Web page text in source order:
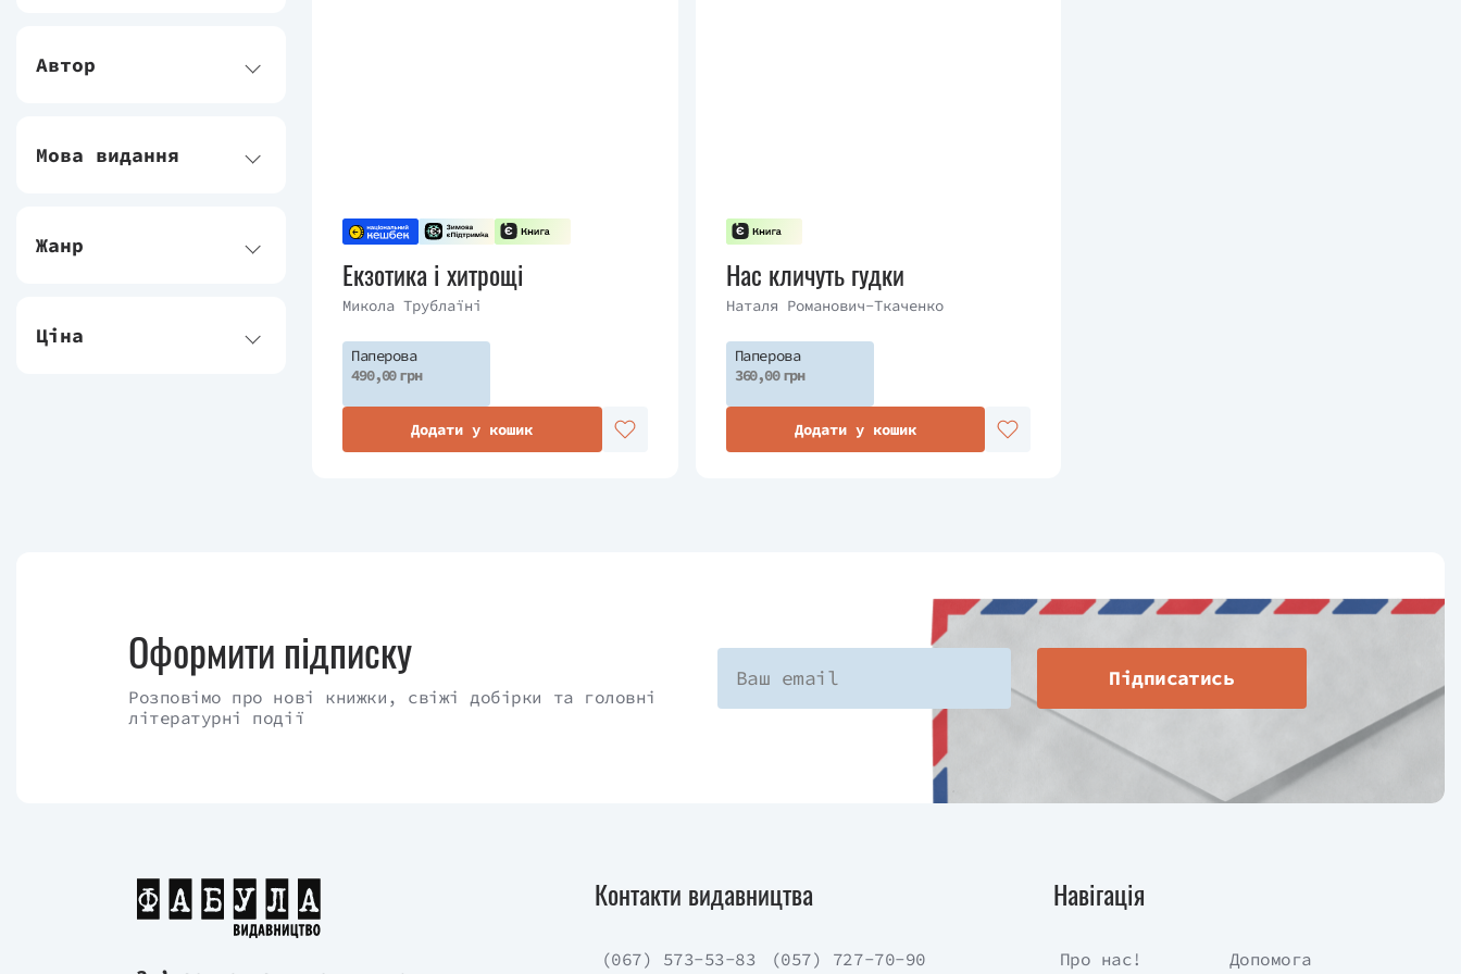
Автор
Мова видання
Жанр
Ціна
Екзотика і хитрощі
Микола Трублаїні
Паперова
490,00 грн
Додати у кошик
Нас кличуть гудки
Наталя Романович-Ткаченко
Паперова
360,00 грн
Додати у кошик
Оформити підписку
Розповімо про нові книжки, свіжі добірки та головні
літературні події
Підписатись
Контакти видавництва
(067) 573-53-83
(057) 727-70-90
Навігація
Про нас! Допомога